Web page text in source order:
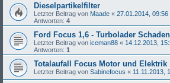
Dieselpartikelfilter
Letzter Beitrag von Maade « 27.01.2014, 09:56
Antworten: 4
Ford Focus 1,6 - Turbolader
Letzter Beitrag von iceman88 « 14.12.2013,
Antworten: 1
Totalaufall Focus Motor und Elektrik
Letzter Beitrag von Sabinefocus « 11.11.2013,